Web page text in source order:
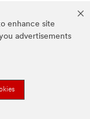
enhance site
advertisements
van 3M.